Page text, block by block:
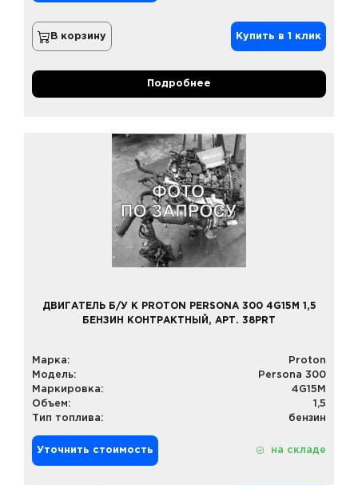
В корзину Купить в 1 клик
Подробнее
ДВИГАТЕЛЬ Б/У К PROTON PERSONA 300 4G15M 1,5
БЕНЗИН КОНТРАКТНЫЙ, АРТ. 38PRT
Марка:
Proton
Модель:
Persona 300
Маркировка:
4G15M
Объем:
1,5
Тип топлива:
бензин
Уточнить стоимость на складе